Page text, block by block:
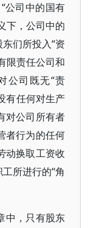
公司中的国有
下，公司中的
们所投入“资
限责任公司和
公司既无“责
有任何对生产
对公司所有者
者行为的任何
动换取工资收
所进行的“角
中，只有股东